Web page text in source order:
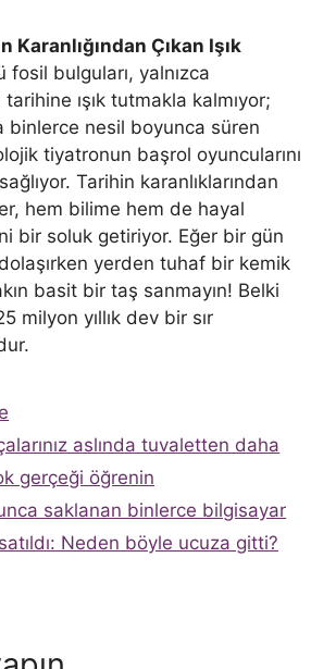
Karanlığından Çıkan Işık
fosil bulguları, yalnızca
tarihine ışık tutmakla kalmıyor;
binlerce nesil boyunca süren
tiyatronun başrol oyuncularını
Tarihin karanlıklarından
hem bilime hem de hayal
bir soluk getiriyor. Eğer bir gün
yerden tuhaf bir kemik
basit bir taş sanmayın! Belki
milyon yıllık dev bir sır
aslında tuvaletten daha
gerçeği öğrenin
saklanan binlerce bilgisayar
Neden böyle ucuza gitti?